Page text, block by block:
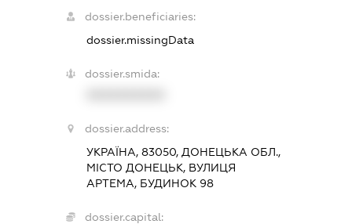
dossier.beneficiaries:
dossier.missingData
dossier.smida:
dossier.address:
УКРАЇНА, 83050, ДОНЕЦЬКА ОБЛ.,
МІСТО ДОНЕЦЬК, ВУЛИЦЯ
АРТЕМА, БУДИНОК 98
dossier.capital: